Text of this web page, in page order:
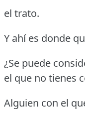
el trato.
Y ahí es donde
¿Se puede
el que no tienes
Alguien con el